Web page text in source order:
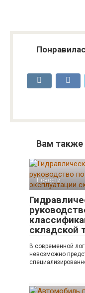
Вам также
Новости
складской
В современной
невозможно